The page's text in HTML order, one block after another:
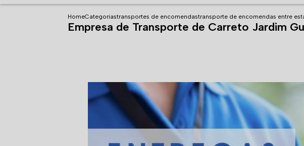
HomeCategoriastransportes de encomendastransporte de encomendas entre
Empresa de Transporte de Carreto Jardim